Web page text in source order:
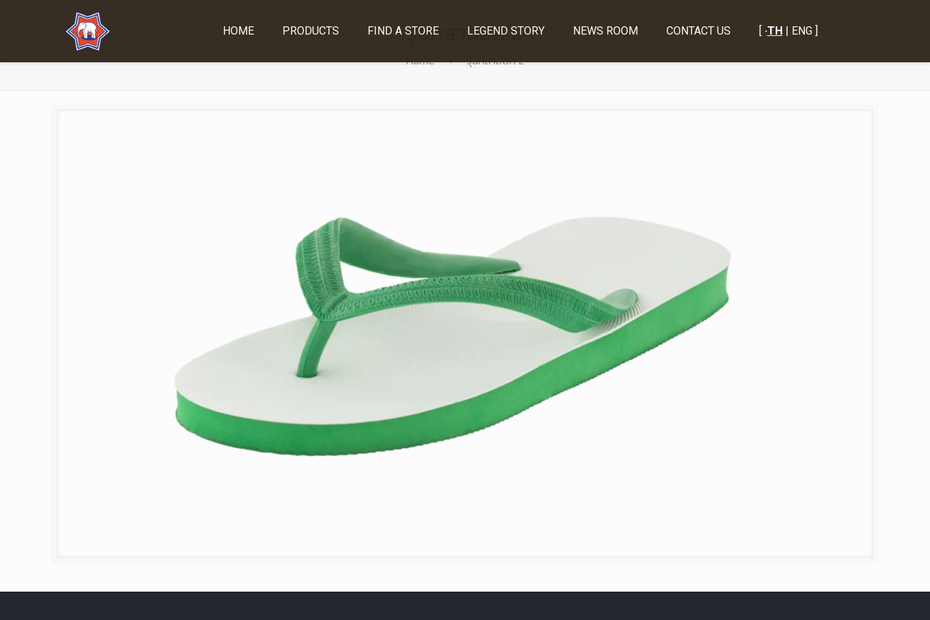
HOME PRODUCTS FIND A STORE LEGEND STORY NEWS ROOM CONTACT US [ ·TH| ENG ]
รุ่นคลาสสิค 2
Home รุ่นคลาสสิค 2